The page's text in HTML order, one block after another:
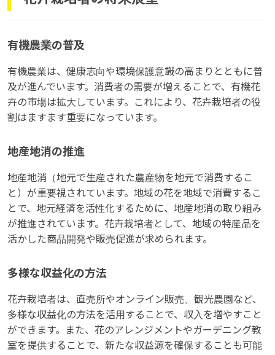
有機農業の普及
有機農業は、健康志向や環境保護意識の高まりとともに普
及が進んでいます。消費者の需要が増えることで、有機花
卉の市場は拡大しています。これにより、花卉栽培者の役
割はますます重要になっています。
地産地消の推進
地産地消（地元で生産された農産物を地元で消費するこ
と）が重要視されています。地域の花を地域で消費するこ
とで、地元経済を活性化するために、地産地消の取り組み
が推進されています。花卉栽培者として、地域の特産品を
活かした商品開発や販売促進が求められます。
多様な収益化の方法
花卉栽培者は、直売所やオンライン販売、観光農園など、
多様な収益化の方法を活用することで、収入を増やすこと
ができます。また、花のアレンジメントやガーデニング教
室を提供することで、新たな収益源を確保することも可能